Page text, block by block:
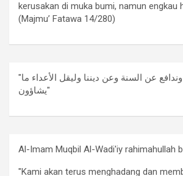
kerusakan di muka bumi, namun engkau
(Majmu’ Fatawa 14/280)
"سنناطح ونجادل وندافع عن السنة وعن ديننا وليقل الأعداء ما
يشاؤون"
Al-Imam Muqbil Al-Wadi'iy rahimahullah
"Kami akan terus menghadang dan